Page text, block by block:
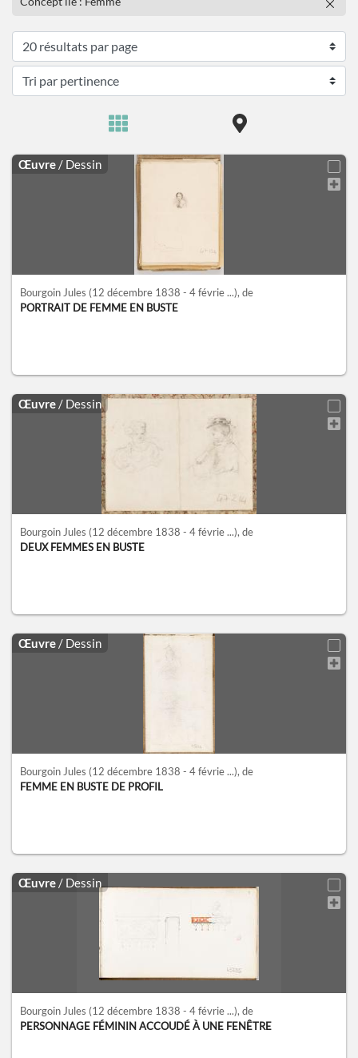
Œuvre / Dessin
Bourgoin Jules (12 décembre 1838 - 4 févrie ...), de
PORTRAIT DE FEMME EN BUSTE
Œuvre / Dessin
Bourgoin Jules (12 décembre 1838 - 4 févrie ...), de
DEUX FEMMES EN BUSTE
Œuvre / Dessin
Bourgoin Jules (12 décembre 1838 - 4 févrie ...), de
FEMME EN BUSTE DE PROFIL
Œuvre / Dessin
Bourgoin Jules (12 décembre 1838 - 4 févrie ...), de
PERSONNAGE FÉMININ ACCOUDÉ À UNE FENÊTRE